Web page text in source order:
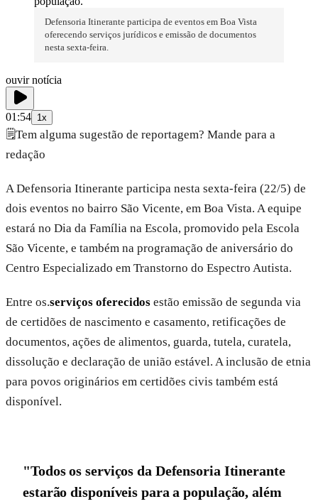
Defensoria Itinerante participa de eventos em Boa Vista
oferecendo serviços jurídicos e emissão de documentos
nesta sexta-feira.
ouvir notícia
01:54 1x
🗒️Tem alguma sugestão de reportagem? Mande para a
redação
A Defensoria Itinerante participa nesta sexta-feira (22/5) de
dois eventos no bairro São Vicente, em Boa Vista. A equipe
estará no Dia da Família na Escola, promovido pela Escola
São Vicente, e também na programação de aniversário do
Centro Especializado em Transtorno do Espectro Autista.
Entre os.serviços oferecidos estão emissão de segunda via
de certidões de nascimento e casamento, retificações de
documentos, ações de alimentos, guarda, tutela, curatela,
dissolução e declaração de união estável. A inclusão de etnia
para povos originários em certidões civis também está
disponível.
"Todos os serviços da Defensoria Itinerante
estarão disponíveis para a população, além